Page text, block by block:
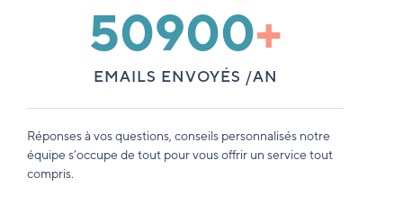
EMAILS ENVOYÉS /AN
50900+
Réponses à vos questions, conseils personnalisés notre
équipe s’occupe de tout pour vous offrir un service tout
compris.